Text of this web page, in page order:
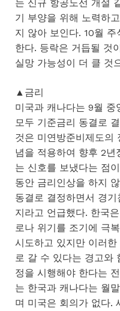
는 신규 항공노선 개설
기 부양을 위해 노력하
지 않아 보인다. 10월
한다. 등락은 거듭될 것
실망 가능성이 더 클 것
▲금리
미국과 캐나다는 9월 중
모두 기준금리 동결로
것은 미연방준비제도의
념을 적용하여 향후 2
는 신호를 보냈다는 점
동안 금리인상을 하지
동결로 결정하면서 경
지라고 언급했다. 한국
로나 위기를 조기에 극
시도하고 있지만 이러
로 갈 수 있다는 경고와
정을 시행해야 한다는
는 한국과 캐나다는 월
며 미국은 회의가 없다.